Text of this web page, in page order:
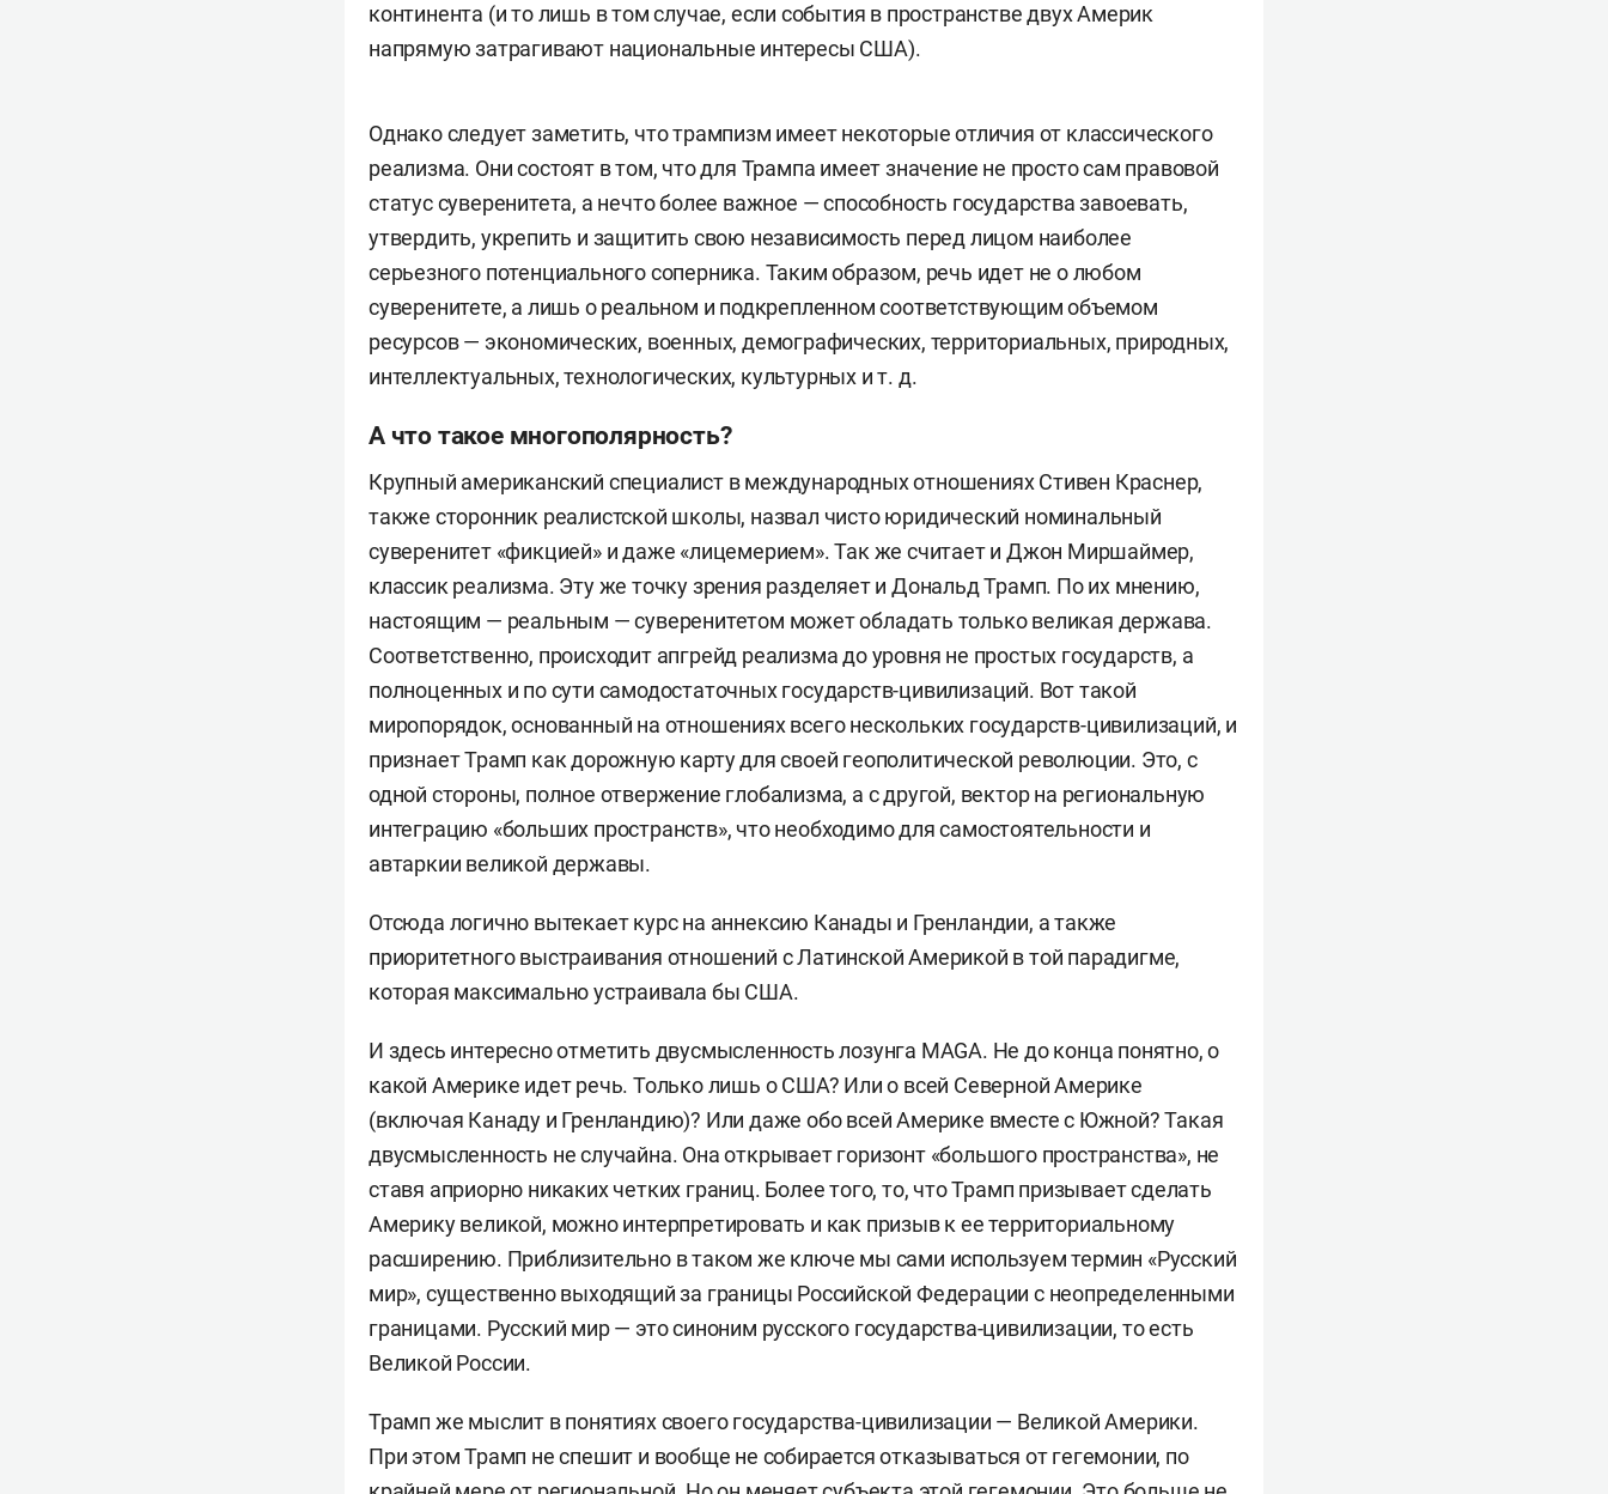
континента (и то лишь в том случае, если события в пространстве двух Америк
напрямую затрагивают национальные интересы США).
Однако следует заметить, что трампизм имеет некоторые отличия от классического
реализма. Они состоят в том, что для Трампа имеет значение не просто сам правовой
статус суверенитета, а нечто более важное — способность государства завоевать,
утвердить, укрепить и защитить свою независимость перед лицом наиболее
серьезного потенциального соперника. Таким образом, речь идет не о любом
суверенитете, а лишь о реальном и подкрепленном соответствующим объемом
ресурсов — экономических, военных, демографических, территориальных, природных,
интеллектуальных, технологических, культурных и т. д.
А что такое многополярность?
Крупный американский специалист в международных отношениях Стивен Краснер,
также сторонник реалистской школы, назвал чисто юридический номинальный
суверенитет «фикцией» и даже «лицемерием». Так же считает и Джон Миршаймер,
классик реализма. Эту же точку зрения разделяет и Дональд Трамп. По их мнению,
настоящим — реальным — суверенитетом может обладать только великая держава.
Соответственно, происходит апгрейд реализма до уровня не простых государств, а
полноценных и по сути самодостаточных государств-цивилизаций. Вот такой
миропорядок, основанный на отношениях всего нескольких государств-цивилизаций, и
признает Трамп как дорожную карту для своей геополитической революции. Это, с
одной стороны, полное отвержение глобализма, а с другой, вектор на региональную
интеграцию «больших пространств», что необходимо для самостоятельности и
автаркии великой державы.
Отсюда логично вытекает курс на аннексию Канады и Гренландии, а также
приоритетного выстраивания отношений с Латинской Америкой в той парадигме,
которая максимально устраивала бы США.
И здесь интересно отметить двусмысленность лозунга MAGA. Не до конца понятно, о
какой Америке идет речь. Только лишь о США? Или о всей Северной Америке
(включая Канаду и Гренландию)? Или даже обо всей Америке вместе с Южной? Такая
двусмысленность не случайна. Она открывает горизонт «большого пространства», не
ставя априорно никаких четких границ. Более того, то, что Трамп призывает сделать
Америку великой, можно интерпретировать и как призыв к ее территориальному
расширению. Приблизительно в таком же ключе мы сами используем термин «Русский
мир», существенно выходящий за границы Российской Федерации с неопределенными
границами. Русский мир — это синоним русского государства-цивилизации, то есть
Великой России.
Трамп же мыслит в понятиях своего государства-цивилизации — Великой Америки.
При этом Трамп не спешит и вообще не собирается отказываться от гегемонии, по